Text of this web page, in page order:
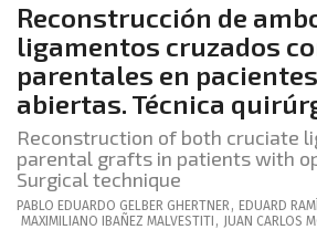
Reconstrucción de
ligamentos cruzados
parentales en
abiertas. Técnica
Reconstruction of both cruciate
parental grafts in patients with
Surgical technique
PABLO EDUARDO GELBER GHERTNER, EDUARD
MAXIMILIANO
IBAÑEZ MALVESTITI , JUAN CARLOS